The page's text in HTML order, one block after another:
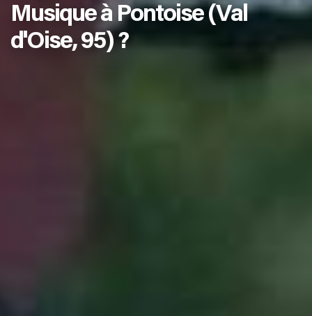
Musique à Pontoise (Val
d'Oise, 95) ?